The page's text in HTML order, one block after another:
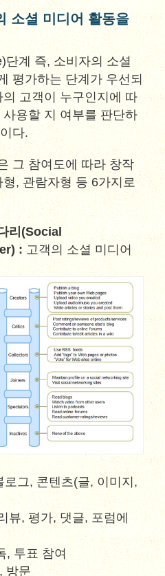
소셜 미디어 활동을
단계 즉, 소비자의 소셜
평가하는 단계가 우선되
고객이 누구인지에 따
용할 지 여부를 판단하
다.
그 참여도에 따라 창작
, 관람자형 등 6가지로
리(Social
: 고객의 소셜 미디어
그, 콘텐츠(글, 이미지,
뷰, 평가, 댓글, 포럼에
, 투표 참여
방문